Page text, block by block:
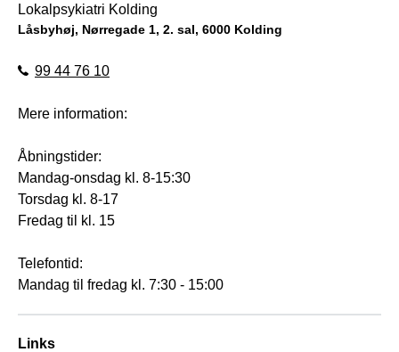
Links
Lokalpsykiatri Kolding
Låsbyhøj, Nørregade 1, 2. sal, 6000 Kolding
99 44 76 10
Mere information:
Åbningstider:
Mandag-onsdag kl. 8-15:30
Torsdag kl. 8-17
Fredag til kl. 15
Telefontid:
Mandag til fredag kl. 7:30 - 15:00